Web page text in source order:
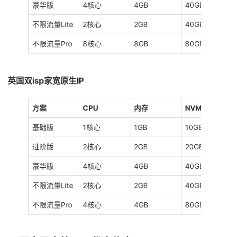
豪华版 4核心 4GB 40GB
不限流量Lite 2核心 2GB 40GB
不限流量Pro 8核心 8GB 80GB
英国双isp家宽原生IP
方案 CPU 内存 NVMe
基础版 1核心 1GB 10GB
进阶版 2核心 2GB 20GB
豪华版 4核心 4GB 40GB
不限流量Lite 2核心 2GB 40GB
不限流量Pro 4核心 4GB 80GB